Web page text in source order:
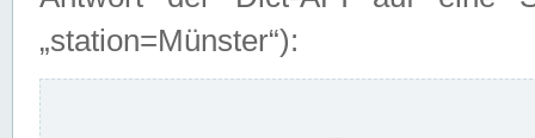
„station=Münster“):